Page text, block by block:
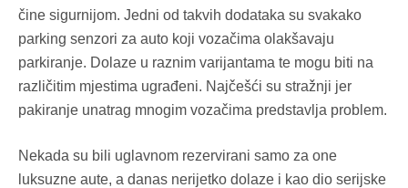
čine sigurnijom. Jedni od takvih dodataka su svakako
parking senzori za auto koji vozačima olakšavaju
parkiranje. Dolaze u raznim varijantama te mogu biti na
različitim mjestima ugrađeni. Najčešći su stražnji jer
pakiranje unatrag mnogim vozačima predstavlja problem.
Nekada su bili uglavnom rezervirani samo za one
luksuzne aute, a danas nerijetko dolaze i kao dio serijske